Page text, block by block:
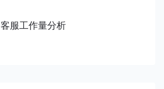
客服工作量分析